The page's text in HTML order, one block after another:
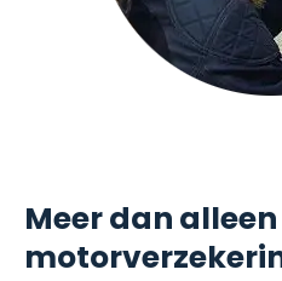
Meer dan